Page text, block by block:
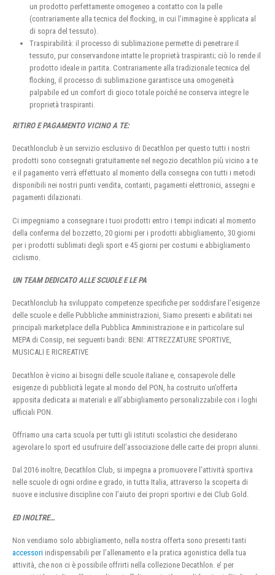
un prodotto perfettamente omogeneo a contatto con la pelle
(contrariamente alla tecnica del flocking, in cui l’immagine è applicata al
di sopra del tessuto).
Traspirabilità: il processo di sublimazione permette di penetrare il
tessuto, pur conservandone intatte le proprietà traspiranti; ciò lo rende il
prodotto ideale in partita. Contrariamente alla tradizionale tecnica del
flocking, il processo di sublimazione garantisce una omogeneità
palpabile ed un comfort di gioco totale poiché ne conserva integre le
proprietà traspiranti.
RITIRO E PAGAMENTO VICINO A TE:
Decathlonclub è un servizio esclusivo di Decathlon per questo tutti i nostri
prodotti sono consegnati gratuitamente nel negozio decathlon più vicino a te
e il pagamento verrà effettuato al momento della consegna con tutti i metodi
disponibili nei nostri punti vendita, contanti, pagamenti elettronici, assegni e
pagamenti dilazionati.
Ci impegniamo a consegnare i tuoi prodotti entro i tempi indicati al momento
della conferma del bozzetto, 20 giorni per i prodotti abbigliamento, 30 giorni
per i prodotti sublimati degli sport e 45 giorni per costumi e abbigliamento
ciclismo.
UN TEAM DEDICATO ALLE SCUOLE E LE PA
Decathlonclub ha sviluppato competenze specifiche per soddisfare l’esigenze
delle scuole e delle Pubbliche amministrazioni, Siamo presenti e abilitati nei
principali marketplace della Pubblica Amministrazione e in particolare sul
MEPA di Consip, nei seguenti bandi: BENI: ATTREZZATURE SPORTIVE,
MUSICALI E RICREATIVE
Decathlon è vicino ai bisogni delle scuole italiane e, consapevole delle
esigenze di pubblicità legate al mondo del PON, ha costruito un’offerta
apposita dedicata ai materiali e all’abbigliamento personalizzabile con i loghi
ufficiali PON.
Offriamo una carta scuola per tutti gli istituti scolastici che desiderano
agevolare lo sport ed usufruire dell’associazione delle carte dei propri alunni.
Dal 2016 inoltre, Decathlon Club, si impegna a promuovere l’attività sportiva
nelle scuole di ogni ordine e grado, in tutta Italia, attraverso la scoperta di
nuove e inclusive discipline con l’aiuto dei propri sportivi e dei Club Gold.
ED INOLTRE…
Non vendiamo solo abbigliamento, nella nostra offerta sono presenti tanti
accessori indispensabili per l’allenamento e la pratica agonistica della tua
attività, che non ci è possibile offrirti nella collezione Decathlon. e’ per